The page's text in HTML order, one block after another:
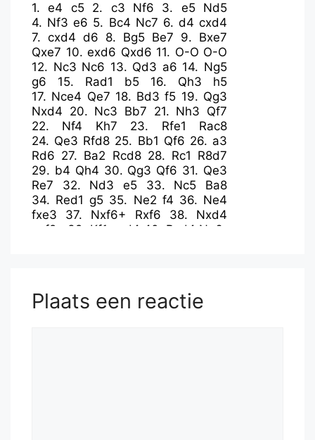
1.e4 c5 2. c3 Nf6 3. e5
Nd5
4. Nf3 e6 5. Bc4 Nc7 6. d4 cxd4
7. cxd4 d6 8. Bg5 Be7 9. Bxe7
Qxe7 10. exd6 Qxd6 11. O-O O-O
12. Nc3 Nc6 13. Qd3 a6 14. Ng5
g6
15. Rad1 b5 16. Qh3
h5
17. Nce4 Qe7 18. Bd3 f5 19. Qg3
Nxd4 20. Nc3 Bb7 21. Nh3 Qf7
22. Nf4 Kh7 23. Rfe1
Rac8
24. Qe3 Rfd8 25. Bb1 Qf6 26. a3
Rd6 27. Ba2 Rcd8 28. Rc1 R8d7
29. b4 Qh4 30. Qg3 Qf6 31. Qe3
Re7
32. Nd3 e5 33. Nc5
Ba8
34. Red1 g5 35. Ne2 f4 36. Ne4
fxe3
37. Nxf6+ Rxf6 38. Nxd4
exf2+
39. Kf1 exd4 40. Rxd4 Ne6
Plaats een reactie